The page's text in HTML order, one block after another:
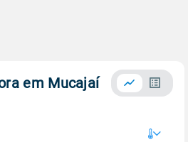
em Mucajaí